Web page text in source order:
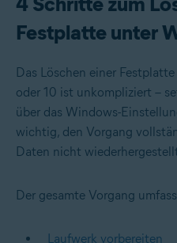
Festplatte unter
Das Löschen einer
oder 10 ist unkompliziert –
über das Windows-
wichtig, den Vorgang
Daten nicht
Der gesamte Vorgang
Laufwerk vorbereiten